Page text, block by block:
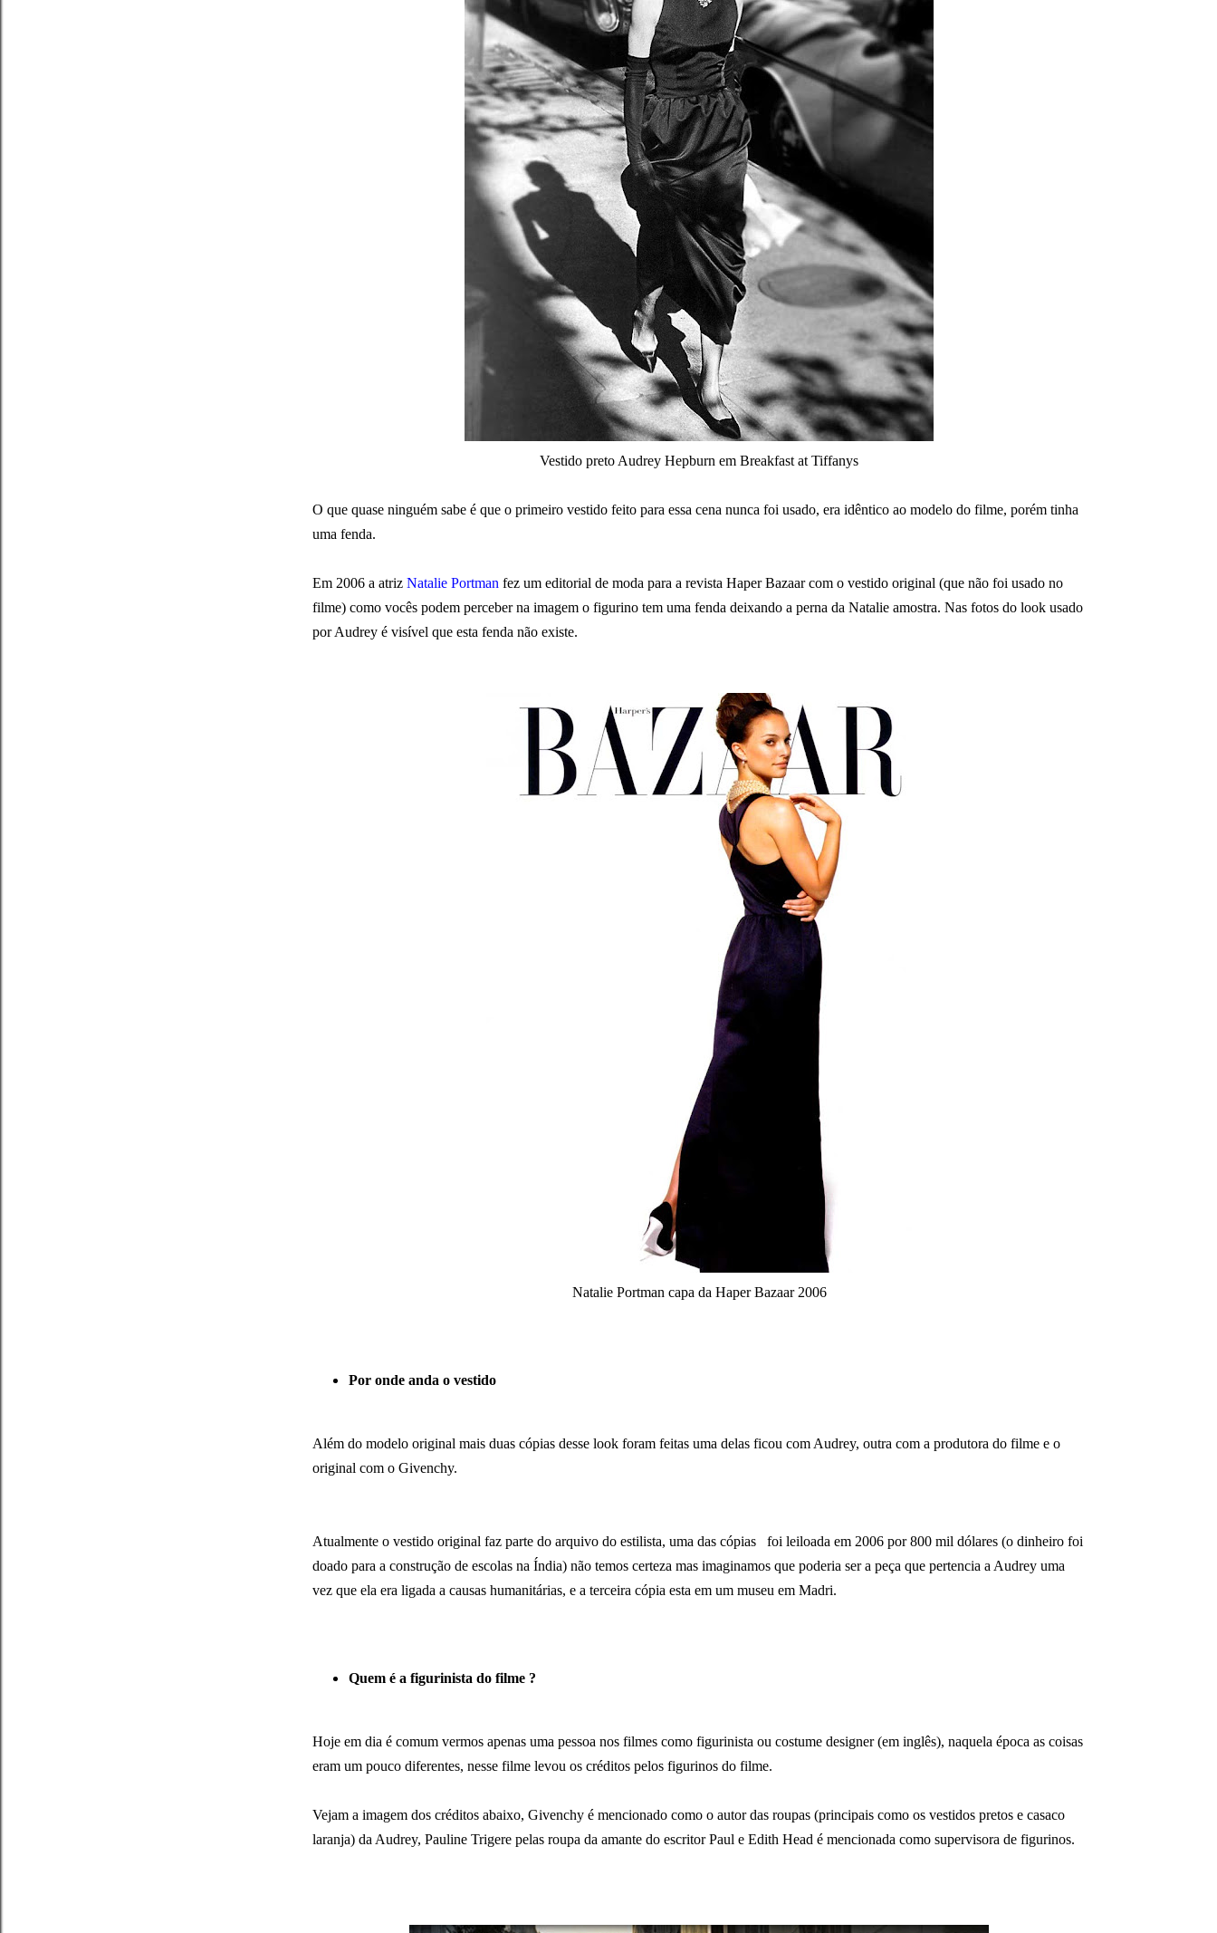
Vestido preto Audrey Hepburn em Breakfast at Tiffanys
O que quase ninguém sabe é que o primeiro vestido feito para essa cena nunca foi usado, era idêntico ao modelo do filme, porém tinha
uma fenda.
Em 2006 a atriz Natalie Portman fez um editorial de moda para a revista Haper Bazaar com o vestido original (que não foi usado no
filme) como vocês podem perceber na imagem o figurino tem uma fenda deixando a perna da Natalie amostra. Nas fotos do look usado
por Audrey é visível que esta fenda não existe.
Natalie Portman capa da Haper Bazaar 2006
Por onde anda o vestido
Além do modelo original mais duas cópias desse look foram feitas uma delas ficou com Audrey, outra com a produtora do filme e o
original com o Givenchy.
Atualmente o vestido original faz parte do arquivo do estilista, uma das cópias foi leiloada em 2006 por 800 mil dólares (o dinheiro foi
doado para a construção de escolas na Índia) não temos certeza mas imaginamos que poderia ser a peça que pertencia a Audrey uma
vez que ela era ligada a causas humanitárias, e a terceira cópia esta em um museu em Madri.
Quem é a figurinista do filme ?
Hoje em dia é comum vermos apenas uma pessoa nos filmes como figurinista ou costume designer (em inglês), naquela época as coisas
eram um pouco diferentes, nesse filme levou os créditos pelos figurinos do filme.
Vejam a imagem dos créditos abaixo, Givenchy é mencionado como o autor das roupas (principais como os vestidos pretos e casaco
laranja) da Audrey, Pauline Trigere pelas roupa da amante do escritor Paul e Edith Head é mencionada como supervisora de figurinos.